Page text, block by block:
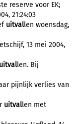
reserve voor EK;
21:24:03
uitvallen woensdag,
13 mei 2004,
uitvallen. Bij
pijnlijk verlies van
uitvallen met